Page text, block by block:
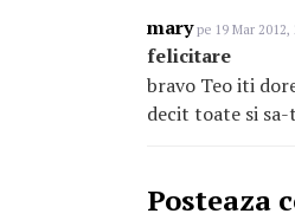
marype 19 Mar 2012,
felicitare
bravo Teo iti
decit toate si
Posteaza